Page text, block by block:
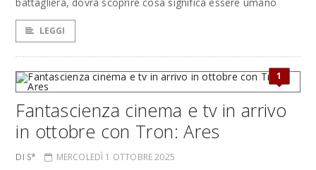
LEGGI
1
Fantascienza cinema e tv in arrivo
in ottobre con Tron: Ares
DI S* MERCOLEDÌ 1 OTTOBRE 2025